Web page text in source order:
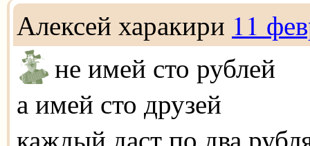
Алексей харакири 11
не имей сто рублей
а имей сто друзей